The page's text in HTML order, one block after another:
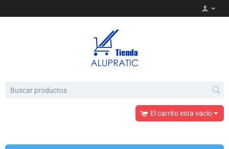
El carrito esta vacío